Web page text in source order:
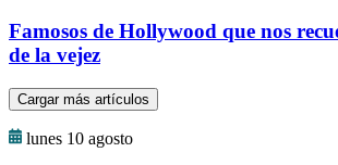
Famosos de Hollywood que nos
de la vejez
Cargar más artículos
lunes 10 agosto